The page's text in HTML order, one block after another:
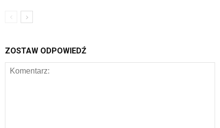
ZOSTAW ODPOWIEDŹ